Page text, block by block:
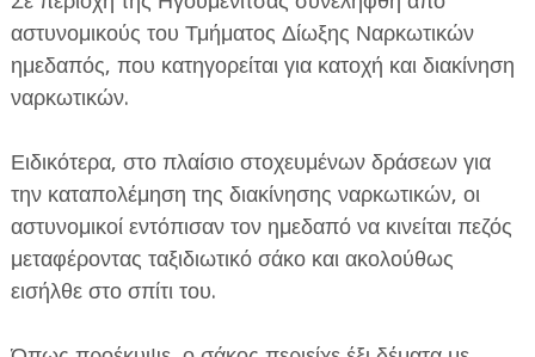
ΔΙΕΘΝΗ
ΕΦΗΜΕΡΙΔΑ Η ΠΑΡΓΑ
ΠΛΗΡΟΦΟΡΙΕΣ
αστυνομικούς του Τμήματος Δίωξης Ναρκωτικών
ημεδαπός, που κατηγορείται για κατοχή και διακίνηση
ναρκωτικών.
Ειδικότερα, στο πλαίσιο στοχευμένων δράσεων για
την καταπολέμηση της διακίνησης ναρκωτικών, οι
αστυνομικοί εντόπισαν τον ημεδαπό να κινείται πεζός
μεταφέροντας ταξιδιωτικό σάκο και ακολούθως
εισήλθε στο σπίτι του.